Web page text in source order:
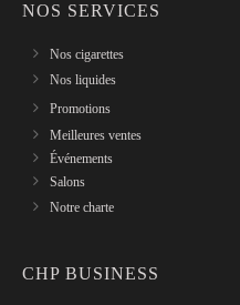
NOS SERVICES
Nos cigarettes
Nos liquides
Promotions
Meilleures ventes
Événements
Salons
Notre charte
CHP BUSINESS